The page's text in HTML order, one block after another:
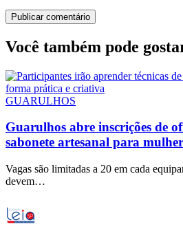
Você também pode
GUARULHOS
Guarulhos abre inscrições de
sabonete artesanal para
Vagas são limitadas a 20 em cada
devem…